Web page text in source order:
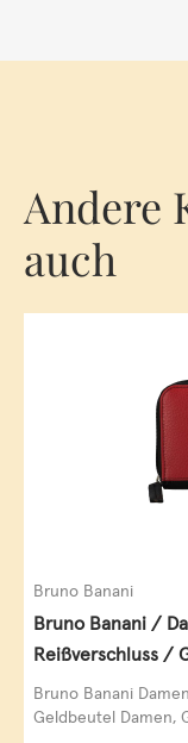
Andere
auch
Bruno Banani
Bruno Banani /
Reißverschluss /
Querformat,
Bruno Banani
Geldbeutel Damen,